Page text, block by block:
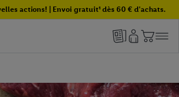
actions! | Envoi gratuit¹ dès 60 € d'achats.